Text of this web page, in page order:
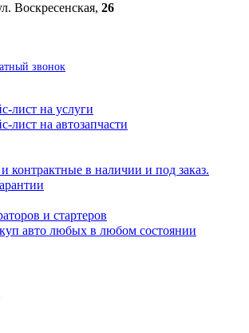
Воскресенская, 26
звонок
лист на услуги
лист на автозапчасти
контрактные в наличии и под заказ.
и стартеров
авто любых в любом состоянии